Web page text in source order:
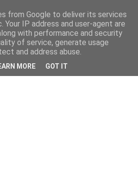
from Google to deliver its services
Your IP address and user-agent are
with performance and security
of service, generate usage
and address abuse.
MORE GOT IT